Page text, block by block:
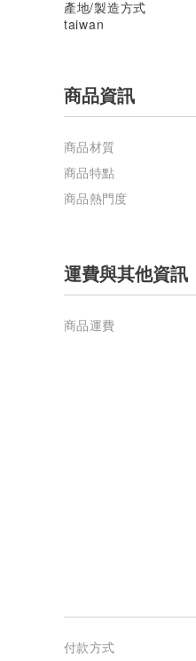
產地/製造方式
taiwan
商品資訊
商品材質
商品特點
商品熱門度
運費與其他資訊
商品運費
付款方式